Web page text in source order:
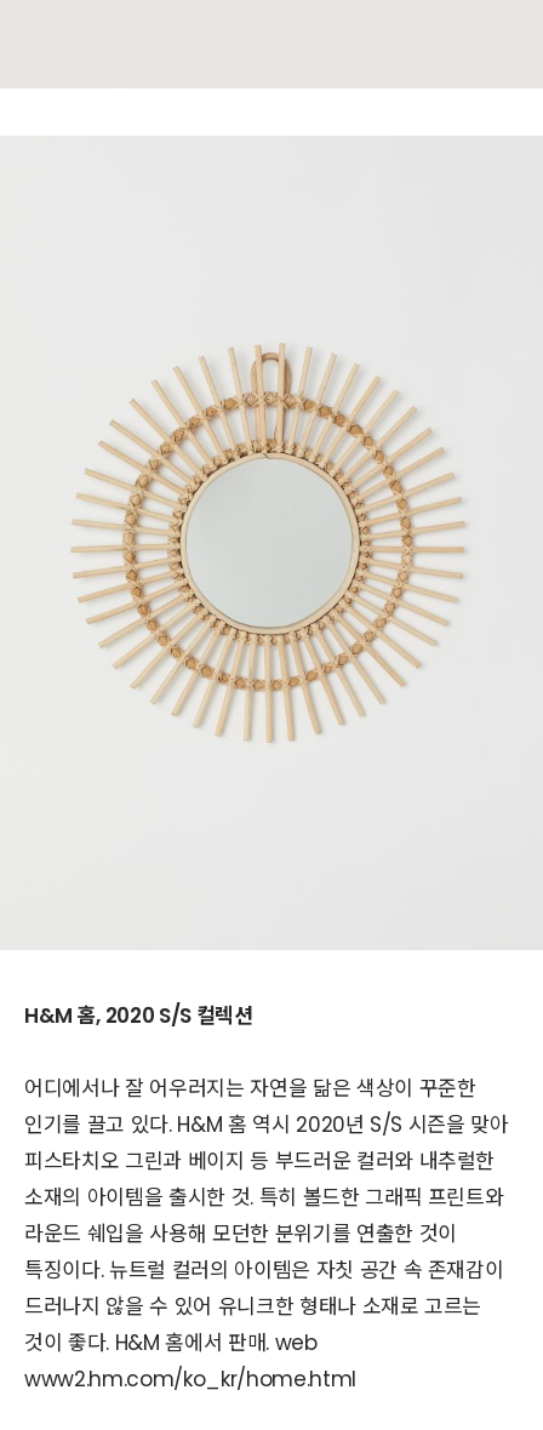
H&M 홈, 2020 S/S 컬렉션
어디에서나 잘 어우러지는 자연을 닮은 색상이 꾸준한
인기를 끌고 있다. H&M 홈 역시 2020년 S/S 시즌을 맞아
피스타치오 그린과 베이지 등 부드러운 컬러와 내추럴한
소재의 아이템을 출시한 것. 특히 볼드한 그래픽 프린트와
라운드 쉐입을 사용해 모던한 분위기를 연출한 것이
특징이다. 뉴트럴 컬러의 아이템은 자칫 공간 속 존재감이
드러나지 않을 수 있어 유니크한 형태나 소재로 고르는
것이 좋다. H&M 홈에서 판매. web
www2.hm.com/ko_kr/home.html